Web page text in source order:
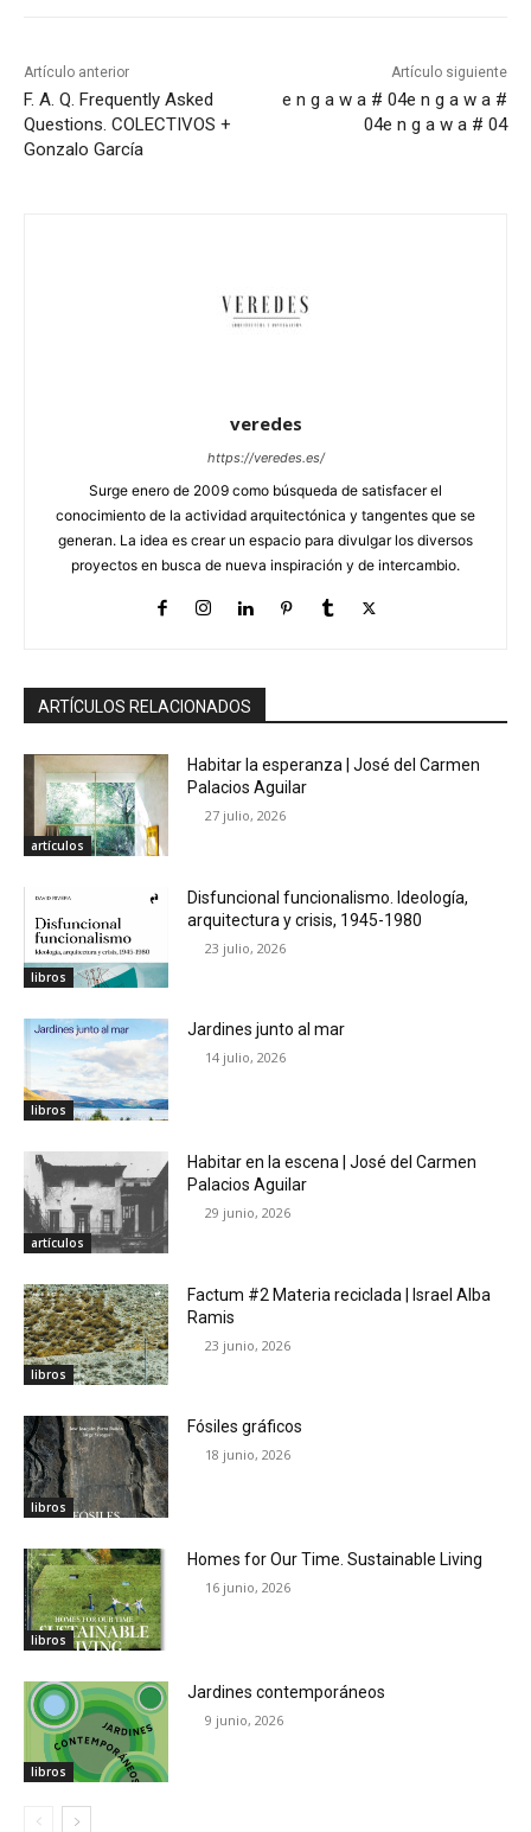
Artículo anterior
F. A. Q. Frequently Asked
Questions. COLECTIVOS +
Gonzalo García
Artículo siguiente
e n g a w a # 04e n g a w a #
04e n g a w a # 04
veredes
https://veredes.es/
Surge enero de 2009 como búsqueda de satisfacer el
conocimiento de la actividad arquitectónica y tangentes que se
generan. La idea es crear un espacio para divulgar los diversos
proyectos en busca de nueva inspiración y de intercambio.
ARTÍCULOS RELACIONADOS
artículos
Habitar la esperanza | José del Carmen
Palacios Aguilar
27 julio, 2026
libros
Disfuncional funcionalismo. Ideología,
arquitectura y crisis, 1945-1980
23 julio, 2026
libros
Jardines junto al mar
14 julio, 2026
artículos
Habitar en la escena | José del Carmen
Palacios Aguilar
29 junio, 2026
libros
Factum #2 Materia reciclada | Israel Alba
Ramis
23 junio, 2026
libros
Fósiles gráficos
18 junio, 2026
libros
Homes for Our Time. Sustainable Living
16 junio, 2026
libros
Jardines contemporáneos
9 junio, 2026